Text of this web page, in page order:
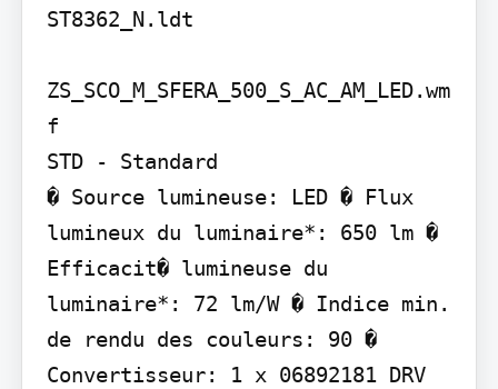
ST8362_N.ldt
ZS_SCO_M_SFERA_500_S_AC_AM_LED.wm
f
STD - Standard
� Source lumineuse: LED � Flux
lumineux du luminaire*: 650 lm �
Efficacit� lumineuse du
luminaire*: 72 lm/W � Indice min.
de rendu des couleurs: 90 �
Convertisseur: 1 x 06892181 DRV